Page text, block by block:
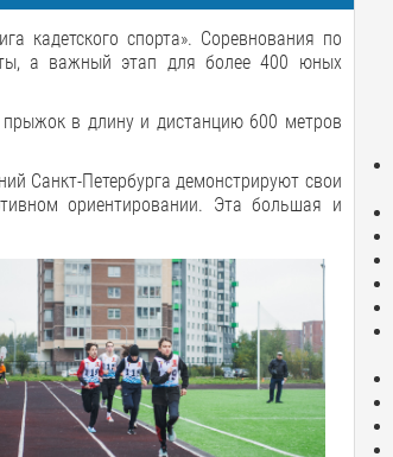
кадетского спорта». Соревнования по
а важный этап для более 400 юных
в длину и дистанцию 600 метров
Санкт-Петербурга демонстрируют свои
ориентировании. Эта большая и